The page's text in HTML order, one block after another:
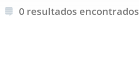
0 resultados encontrados